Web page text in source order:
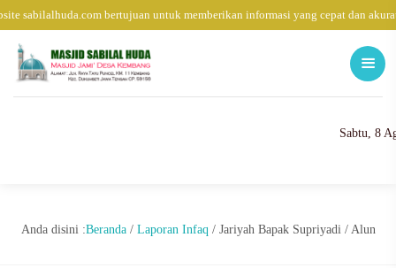
sabilalhuda.com bertujuan untuk memberikan informasi yang cepat dan
Sabtu, 8
Anda disini :Beranda/ Laporan Infaq / Jariyah Bapak Supriyadi / Alun